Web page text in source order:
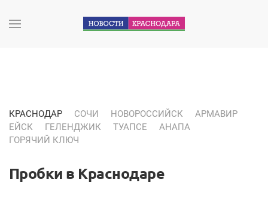
КРАСНОДАР СОЧИ НОВОРОССИЙСК
АРМАВИР
ЕЙСК
ГЕЛЕНДЖИК ТУАПСЕ
АНАПА
ГОРЯЧИЙ КЛЮЧ
Пробки в Краснодаре